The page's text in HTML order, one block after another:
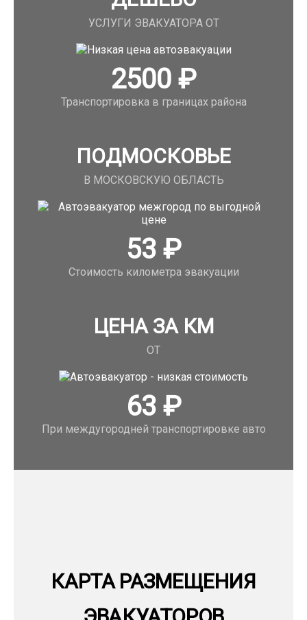
УСЛУГИ ЭВАКУАТОРА ОТ
2500₽
Транспортировка в границах района
ПОДМОСКОВЬЕ
В МОСКОВСКУЮ ОБЛАСТЬ
53₽
Стоимость километра эвакуации
ЦЕНА ЗА КМ
ОТ
63₽
При междугородней транспортировке авто
КАРТА РАЗМЕЩЕНИЯ